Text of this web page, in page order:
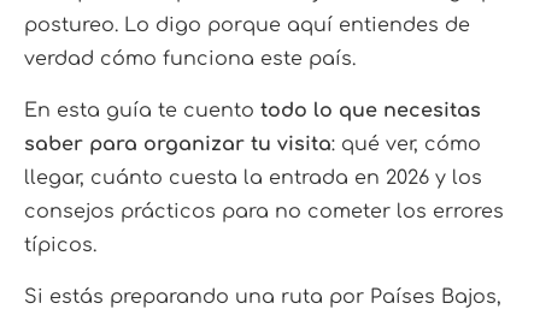
postureo. Lo digo porque aquí entiendes de
verdad cómo funciona este país.
En esta guía te cuento todo lo que necesitas
saber para organizar tu visita: qué ver, cómo
llegar, cuánto cuesta la entrada en 2026 y los
consejos prácticos para no cometer los errores
típicos.
Si estás preparando una ruta por Países Bajos,